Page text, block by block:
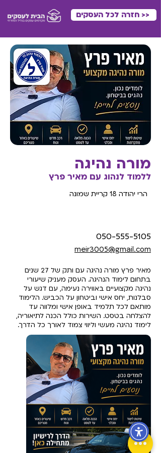
<< חזרה לכל העסקים
מורה נהיגה
ללמוד לנהוג עם מאיר פרץ
הרי יהודה 18 קריית שמונה
050-555-5105
meir3005@gmail.com
מאיר פרץ מורה נהיגה עם ותק של 27 שנים
בתחום לימוד הנהיגה. העסק מעניק שיעורי
נהיגה מקצועיים באווירה נעימה, עם דגש על
סבלנות, יחס אישי וביטחון על הכביש. הלימוד
מותאם לכל תלמיד באופן אישי ומלווה עד
להצלחה בטסט. השירות כולל הכנה לתיאוריה,
לימוד נהיגה מעשי וליווי צמוד לאורך כל הדרך.